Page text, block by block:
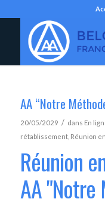
AA “Notre
20/05/2029 / dans En
rétablissement, Réunion
Réunion
AA